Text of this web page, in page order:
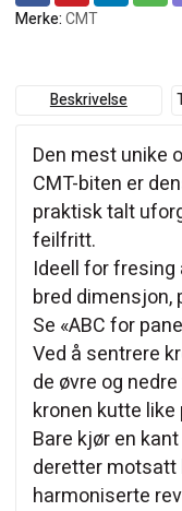
Merke:CMT
Beskrivelse
Den mest unike
CMT-biten er
praktisk talt
feilfritt.
Ideell for fresing
bred dimensjon,
Se «ABC for
Ved å sentrere
de øvre og
kronen kutte
Bare kjør en
deretter motsatt
harmoniserte